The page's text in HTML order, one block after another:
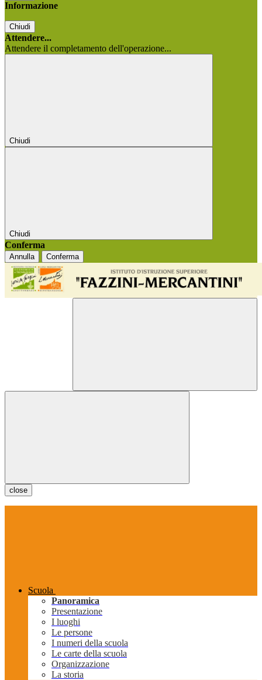
Informazione
Chiudi
Attendere...
Attendere il completamento dell'operazione...
Chiudi
Chiudi
Conferma
Annulla Conferma
close
Scuola
Panoramica
Presentazione
I luoghi
Le persone
I numeri della scuola
Le carte della scuola
Organizzazione
La storia